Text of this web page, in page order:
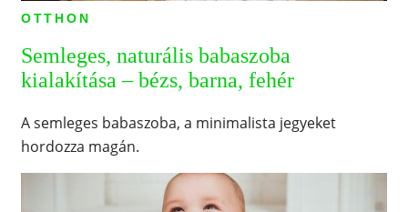
OTTHON
Semleges, naturális babaszoba
kialakítása – bézs, barna, fehér
A semleges babaszoba, a minimalista jegyeket
hordozza magán.